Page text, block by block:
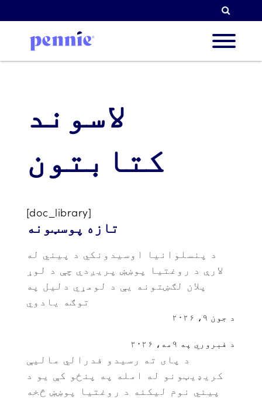
لاسوند
کتابتون
[doc_library]
تازه پوسټونه
د پنسلوانیا اوسیدونکي د پیني له
لارې د روغتیا پوښښ پریږدي چې د لوړ
پلان لګښتونه یې د لومړي دلیل په
توګه یادوي
د جون ۹، ۲۰۲۶
د فبروري په ۹مه، ۲۰۲۶
د پای ته رسیدو فدرالي مالیې
کریډیټونو له امله په پنځو کې یو د
پیني نوم لیکنه د روغتیا پوښښ څخه